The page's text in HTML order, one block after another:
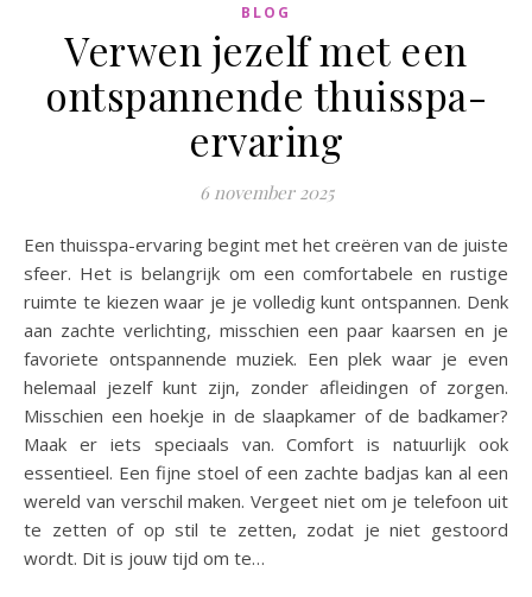
BLOG
Verwen jezelf met een
ontspannende thuisspa-
ervaring
6 november 2025
Een thuisspa-ervaring begint met het creëren van de juiste
sfeer. Het is belangrijk om een comfortabele en rustige
ruimte te kiezen waar je je volledig kunt ontspannen. Denk
aan zachte verlichting, misschien een paar kaarsen en je
favoriete ontspannende muziek. Een plek waar je even
helemaal jezelf kunt zijn, zonder afleidingen of zorgen.
Misschien een hoekje in de slaapkamer of de badkamer?
Maak er iets speciaals van. Comfort is natuurlijk ook
essentieel. Een fijne stoel of een zachte badjas kan al een
wereld van verschil maken. Vergeet niet om je telefoon uit
te zetten of op stil te zetten, zodat je niet gestoord
wordt. Dit is jouw tijd om te…